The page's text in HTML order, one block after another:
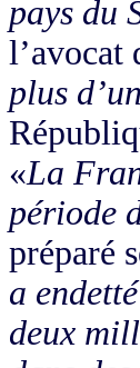
pays du
l’avocat
plus
«La
période
préparé
a
deux